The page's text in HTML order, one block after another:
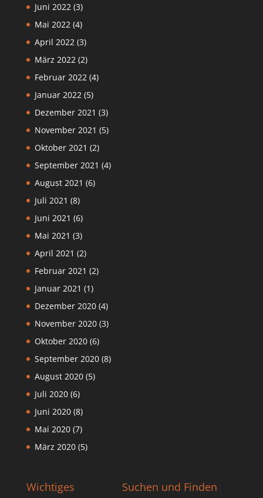
Juni 2022 (3)
Mai 2022 (4)
April 2022 (3)
März 2022 (2)
Februar 2022 (4)
Januar 2022 (5)
Dezember 2021 (3)
November 2021 (5)
Oktober 2021 (2)
September 2021 (4)
August 2021 (6)
Juli 2021 (8)
Juni 2021 (6)
Mai 2021 (3)
April 2021 (2)
Februar 2021 (2)
Januar 2021 (1)
Dezember 2020(4)
November 2020(3)
Oktober 2020(6)
September 2020(8)
August 2020(5)
Juli 2020(6)
Juni 2020(8)
Mai 2020(7)
März 2020(5)
Wichtiges Suchen und Finden